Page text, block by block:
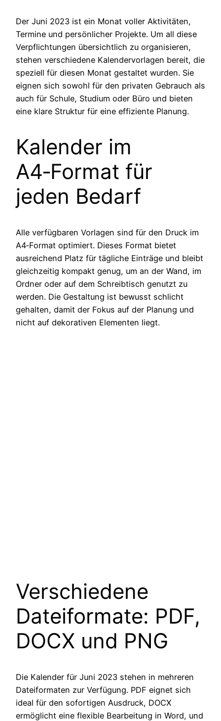
Der Juni 2023 ist ein Monat voller Aktivitäten,
Termine und persönlicher Projekte. Um all diese
Verpflichtungen übersichtlich zu organisieren,
stehen verschiedene Kalender­vorlagen bereit, die
speziell für diesen Monat gestaltet wurden. Sie
eignen sich sowohl für den privaten Gebrauch als
auch für Schule, Studium oder Büro und bieten
eine klare Struktur für eine effiziente Planung.
Kalender im
A4‑Format für
jeden Bedarf
Alle verfügbaren Vorlagen sind für den Druck im
A4‑Format optimiert. Dieses Format bietet
ausreichend Platz für tägliche Einträge und bleibt
gleichzeitig kompakt genug, um an der Wand, im
Ordner oder auf dem Schreibtisch genutzt zu
werden. Die Gestaltung ist bewusst schlicht
gehalten, damit der Fokus auf der Planung und
nicht auf dekorativen Elementen liegt.
Verschiedene
Dateiformate: PDF,
DOCX und PNG
Die Kalender für Juni 2023 stehen in mehreren
Dateiformaten zur Verfügung. PDF eignet sich
ideal für den sofortigen Ausdruck, DOCX
ermöglicht eine flexible Bearbeitung in Word, und